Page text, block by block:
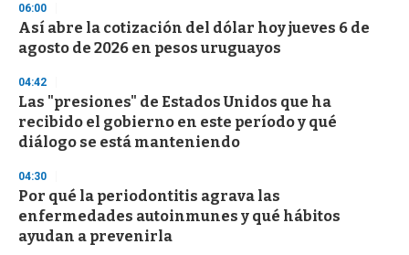
06:00
Así abre la cotización del dólar hoy jueves 6 de
agosto de 2026 en pesos uruguayos
04:42
Las "presiones" de Estados Unidos que ha
recibido el gobierno en este período y qué
diálogo se está manteniendo
04:30
Por qué la periodontitis agrava las
enfermedades autoinmunes y qué hábitos
ayudan a prevenirla